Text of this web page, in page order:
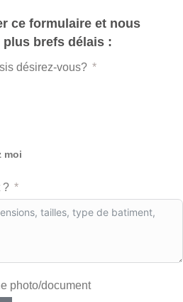
ce formulaire et nous
brefs délais :
désirez-vous?
moi
?
photo/document